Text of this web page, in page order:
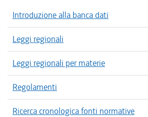
Introduzione alla banca dati
Leggi regionali
Leggi regionali per materie
Regolamenti
Ricerca cronologica fonti normative